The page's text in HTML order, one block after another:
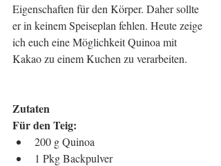
Eigenschaften für den Körper. Daher sollte
er in keinem Speiseplan fehlen. Heute zeige
ich euch eine Möglichkeit Quinoa mit
Kakao zu einem Kuchen zu verarbeiten.
Zutaten
Für den Teig:
200 g Quinoa
1 Pkg Backpulver